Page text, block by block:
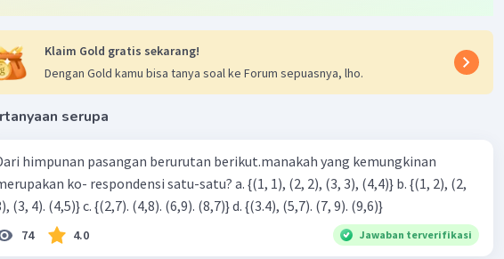
Klaim Gold gratis sekarang!
Dengan Gold kamu bisa tanya soal ke Forum sepuasnya, lho.
serupa
himpunan pasangan berurutan berikut.manakah yang kemungkinan
ko- respondensi satu-satu? a. {(1, 1), (2, 2), (3, 3), (4,4)} b. {(1, 2), (2,
3), (3, 4). (4,5)} c. {(2,7). (4,8). (6,9). (8,7)} d. {(3.4), (5,7). (7, 9). (9,6)}
74 4.0 Jawaban terverifikasi